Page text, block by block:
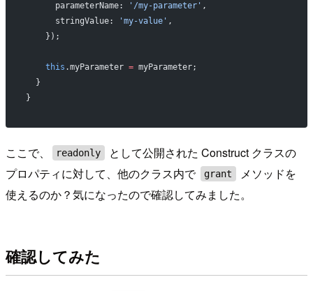
      parameterName:
'/my-parameter' ,
      stringValue:
'my-value' ,
    });
    this
.myParameter = myParameter;
  }
}
ここで、 readonly
として公開された Construct クラスの
プロパティに対して、他のクラス内で
grant
メソッドを
使えるのか？気になったので確認してみました。
確認してみた